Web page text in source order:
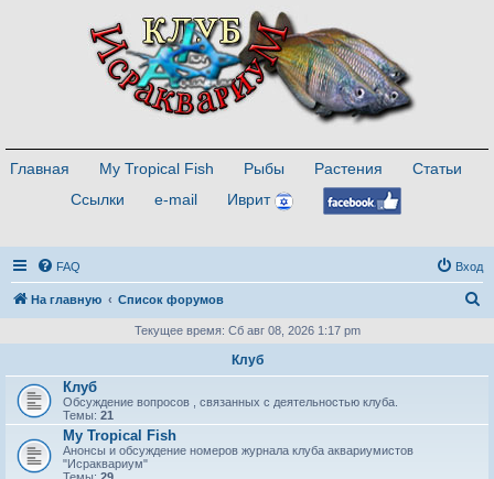
Главная My Tropical Fish Рыбы Растения
Статьи
Ссылки
e-mail Иврит
FAQ Вход
На главную Список форумов
с
Текущее время: Сб авг 08, 2026 1:17 pm
Клуб
Клуб
Обсуждение вопросов , связанных с деятельностью клуба.
Темы: 21
My Tropical Fish
Анонсы и обсуждение номеров журнала клуба аквариумистов
"Исраквариум"